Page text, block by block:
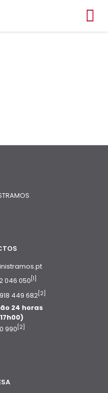
046 050 [1]
449 682[2]
24 horas
990 [2]